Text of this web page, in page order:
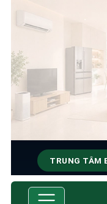
TRUNG TÂM
SỬA